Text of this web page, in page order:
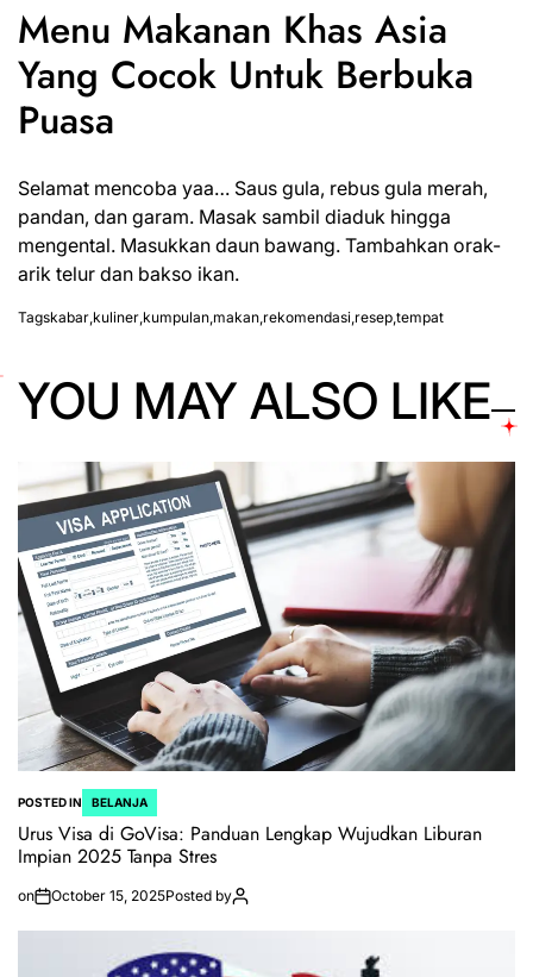
Menu Makanan Khas Asia
Yang Cocok Untuk Berbuka
Puasa
Selamat mencoba yaa… Saus gula, rebus gula merah,
pandan, dan garam. Masak sambil diaduk hingga
mengental. Masukkan daun bawang. Tambahkan orak-
arik telur dan bakso ikan.
Tagskabar,kuliner,kumpulan,makan,rekomendasi,resep,tempat
YOU MAY ALSO LIKE
POSTED IN BELANJA
Urus Visa di GoVisa: Panduan Lengkap Wujudkan Liburan
Impian 2025 Tanpa Stres
on October 15, 2025Posted by